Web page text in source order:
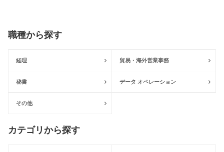
職種から探す
経理 貿易・海外営業事務
秘書 データ オペレーション
その他
カテゴリから探す